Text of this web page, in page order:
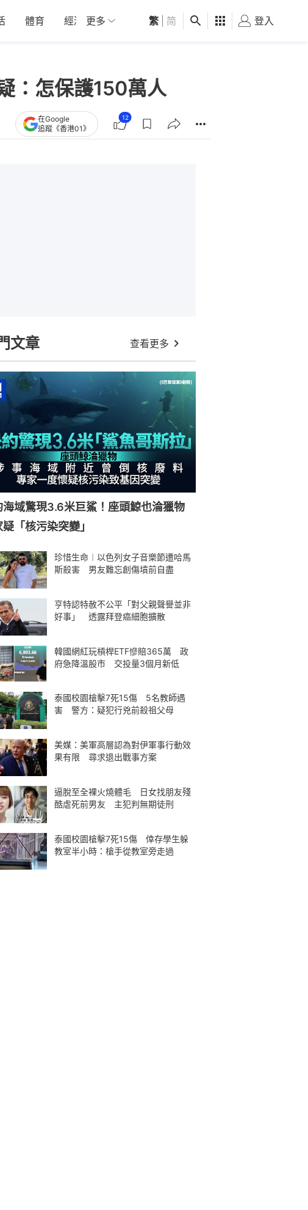
體育 經濟 01深圳 觀點 健康 好食玩飛
更多 繁 简 登入
：怎保護150萬人
在Google
追蹤《香港01》
12
文章 查看更多
海域驚現3.6米巨鯊！座頭鯨也淪獵物
「核污染突變」
珍惜生命︱以色列女子音樂節遭哈馬
斯殺害 男友難忘創傷墳前自盡
亨特認特赦不公平「對父親聲譽並非
好事」 透露拜登癌細胞擴散
韓國網紅玩槓桿ETF慘賠365萬 政
府急降溫股市 交投量3個月新低
泰國校園槍擊7死15傷 5名教師遇
害 警方：疑犯行兇前殺祖父母
美媒：美軍高層認為對伊軍事行動效
果有限 尋求退出戰事方案
逼脫至全裸火燒體毛 日女找朋友殘
酷虐死前男友 主犯判無期徒刑
泰國校園槍擊7死15傷 倖存學生躲
教室半小時：槍手從教室旁走過